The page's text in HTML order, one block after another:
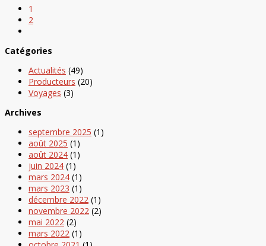
1
2
Catégories
Actualités (49)
Producteurs (20)
Voyages (3)
Archives
septembre 2025 (1)
août 2025 (1)
août 2024 (1)
juin 2024 (1)
mars 2024 (1)
mars 2023 (1)
décembre 2022 (1)
novembre 2022 (2)
mai 2022 (2)
mars 2022 (1)